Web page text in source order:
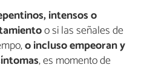
intensos o
o si las señales de
o incluso empeoran y
, es momento de